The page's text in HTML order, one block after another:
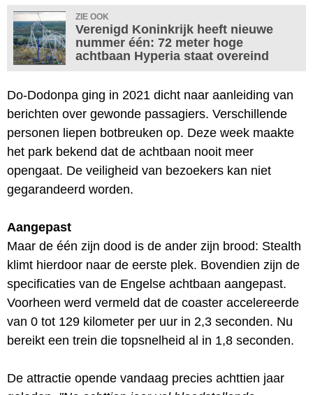
ZIE OOK
Verenigd Koninkrijk heeft nieuwe
nummer één: 72 meter hoge
achtbaan Hyperia staat overeind
Do-Dodonpa ging in 2021 dicht naar aanleiding van
berichten over gewonde passagiers. Verschillende
personen liepen botbreuken op. Deze week maakte
het park bekend dat de achtbaan nooit meer
opengaat. De veiligheid van bezoekers kan niet
gegarandeerd worden.
Aangepast
Maar de één zijn dood is de ander zijn brood: Stealth
klimt hierdoor naar de eerste plek. Bovendien zijn de
specificaties van de Engelse achtbaan aangepast.
Voorheen werd vermeld dat de coaster accelereerde
van 0 tot 129 kilometer per uur in 2,3 seconden. Nu
bereikt een trein die topsnelheid al in 1,8 seconden.
De attractie opende vandaag precies achttien jaar